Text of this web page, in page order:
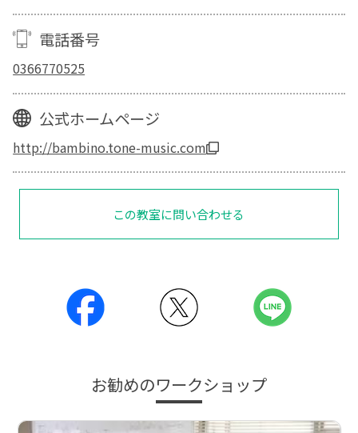
電話番号
0366770525
公式ホームページ
http://bambino.tone-music.com
この教室に問い合わせる
お勧めのワークショップ